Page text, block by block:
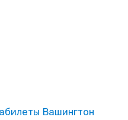
Вашингтон